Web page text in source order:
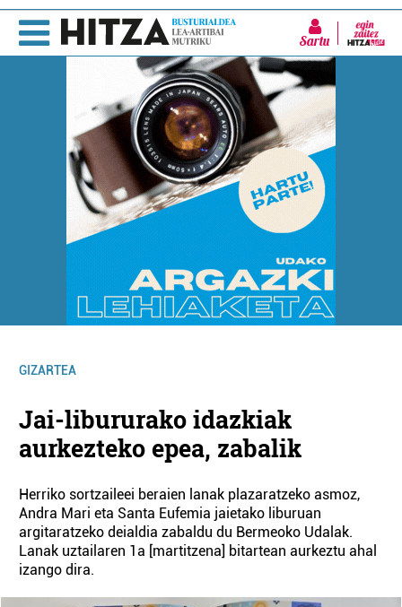
Sartu
GIZARTEA
Jai-libururako idazkiak
aurkezteko epea, zabalik
Herriko sortzaileei beraien lanak plazaratzeko asmoz,
Andra Mari eta Santa Eufemia jaietako liburuan
argitaratzeko deialdia zabaldu du Bermeoko Udalak.
Lanak uztailaren 1a [martitzena] bitartean aurkeztu ahal
izango dira.